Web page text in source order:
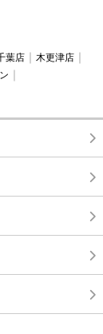
葉店
木更津店